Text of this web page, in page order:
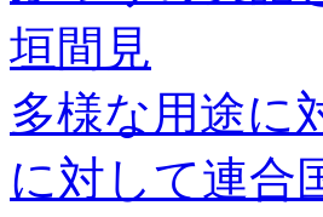
垣間見
多様な用途に
に対して連合